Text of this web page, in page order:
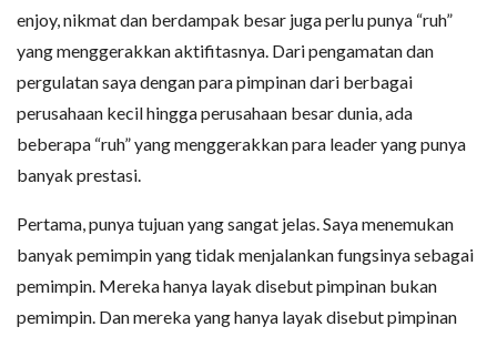
enjoy, nikmat dan berdampak besar juga perlu punya “ruh”
yang menggerakkan aktifitasnya. Dari pengamatan dan
pergulatan saya dengan para pimpinan dari berbagai
perusahaan kecil hingga perusahaan besar dunia, ada
beberapa “ruh” yang menggerakkan para leader yang punya
banyak prestasi.
Pertama, punya tujuan yang sangat jelas. Saya menemukan
banyak pemimpin yang tidak menjalankan fungsinya sebagai
pemimpin. Mereka hanya layak disebut pimpinan bukan
pemimpin. Dan mereka yang hanya layak disebut pimpinan